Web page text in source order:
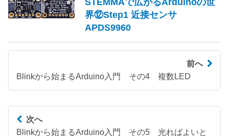
界⑫Step1 近接センサ
APDS9960
前へ
Blinkから始まるArduino入門 その4 複数LED
次へ
Blinkから始まるArduino入門 その5 光ればよいと